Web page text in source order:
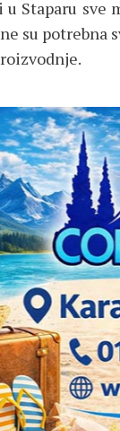
Staparu sve
su potrebna